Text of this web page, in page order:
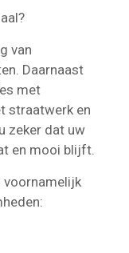
van
Daarnaast
met
straatwerk en
zeker dat uw
en mooi blijft.
voornamelijk